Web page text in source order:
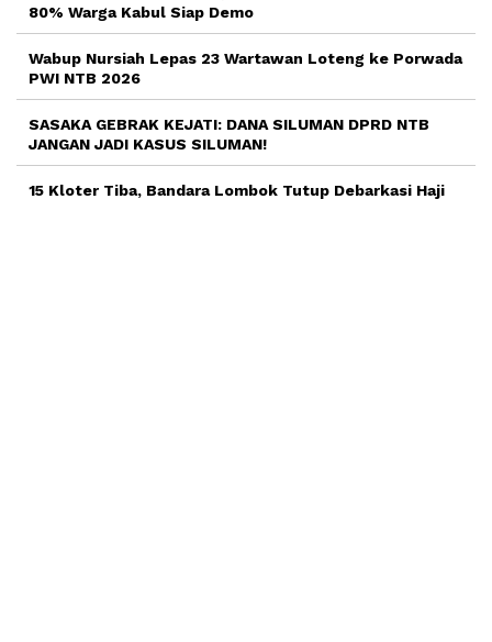
80% Warga Kabul Siap Demo
Wabup Nursiah Lepas 23 Wartawan Loteng ke Porwada
PWI NTB 2026
SASAKA GEBRAK KEJATI: DANA SILUMAN DPRD NTB
JANGAN JADI KASUS SILUMAN!
15 Kloter Tiba, Bandara Lombok Tutup Debarkasi Haji